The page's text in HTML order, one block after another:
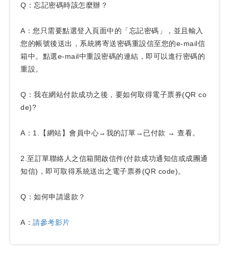
Q：忘記密碼時該怎麼辦？
A：您只需要點選登入頁面中的「忘記密碼」，並且輸入
您的帳號後送出，系統將寄送密碼重設信至您的e-mail信
箱中。點選e-mail中重設密碼的連結，即可以進行密碼的
重設。
Q：我在網站付款成功之後，要如何取得電子票券(QR co
de)?
A：1.【網站】會員中心→我的訂單→已付款 → 查看。
2.至訂單聯絡人之信箱開啟信件(付款成功通知信或成團通
知信)，即可取得系統送出之電子票券(QR code)。
Q：如何申請退款？
A： 請參考影片